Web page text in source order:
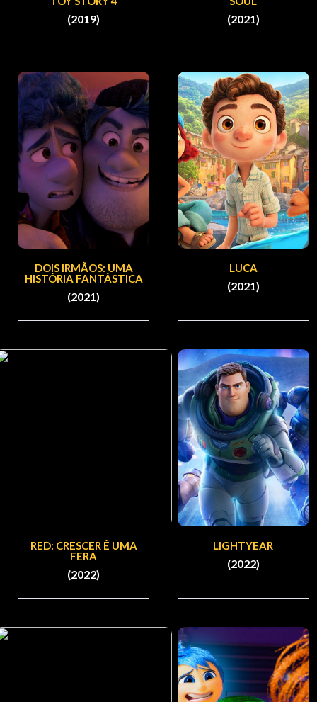
(2019) (2021)
DOIS IRMÃOS: UMA
HISTÓRIA FANTÁSTICA
(2021)
LUCA
(2021)
RED: CRESCER É UMA
FERA
(2022)
LIGHTYEAR
(2022)